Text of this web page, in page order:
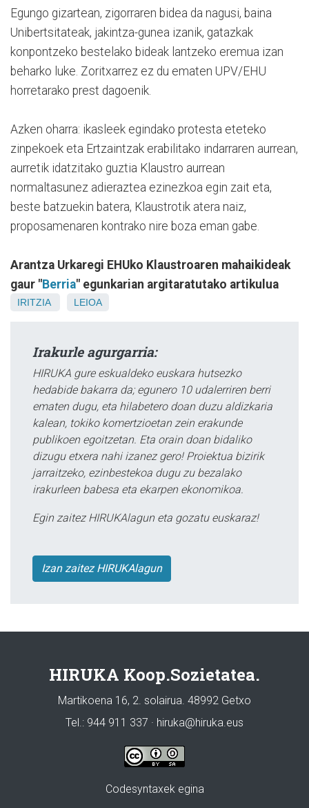
Egungo gizartean, zigorraren bidea da nagusi, baina
Unibertsitateak, jakintza-gunea izanik, gatazkak
konpontzeko bestelako bideak lantzeko eremua izan
beharko luke. Zoritxarrez ez du ematen UPV/EHU
horretarako prest dagoenik.
Azken oharra: ikasleek egindako protesta eteteko
zinpekoek eta Ertzaintzak erabilitako indarraren aurrean,
aurretik idatzitako guztia Klaustro aurrean
normaltasunez adieraztea ezinezkoa egin zait eta,
beste batzuekin batera, Klaustrotik atera naiz,
proposamenaren kontrako nire boza eman gabe.
Arantza Urkaregi EHUko Klaustroaren mahaikideak
gaur "Berria" egunkarian argitaratutako artikulua
IRITZIA LEIOA
Irakurle agurgarria:
HIRUKA gure eskualdeko euskara hutsezko
hedabide bakarra da; egunero 10 udalerriren berri
ematen dugu, eta hilabetero doan duzu aldizkaria
kalean, tokiko komertzioetan zein erakunde
publikoen egoitzetan. Eta orain doan bidaliko
dizugu etxera nahi izanez gero! Proiektua bizirik
jarraitzeko, ezinbestekoa dugu zu bezalako
irakurleen babesa eta ekarpen ekonomikoa.
Egin zaitez HIRUKAlagun eta gozatu euskaraz!
Izan zaitez HIRUKAlagun
HIRUKA Koop.Sozietatea.
Martikoena 16, 2. solairua. 48992 Getxo
Tel.: 944 911 337 · hiruka@hiruka.eus
Codesyntaxek egina